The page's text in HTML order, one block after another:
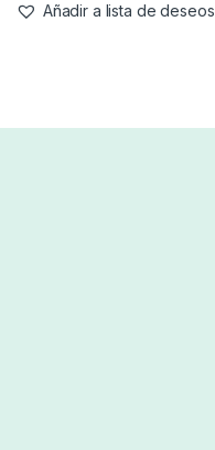
Añadir a lista de deseos